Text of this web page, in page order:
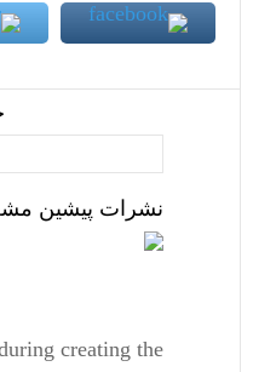
نشرات پیشین
creating the